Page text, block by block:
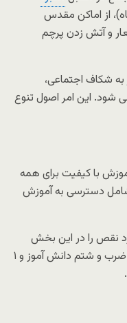
از اماکن مقدس
و آتش زدن پرچم
شکاف اجتماعی،
شود. این امر اصول تنوع
با کیفیت برای همه
دسترسی به آموزش
این ماه، ۳ مورد نقص را در این بخش
ثبت کرد که ۵ مورد مصدومیت و ۱ مورد ضرب و شتم دانش آموز و ۱